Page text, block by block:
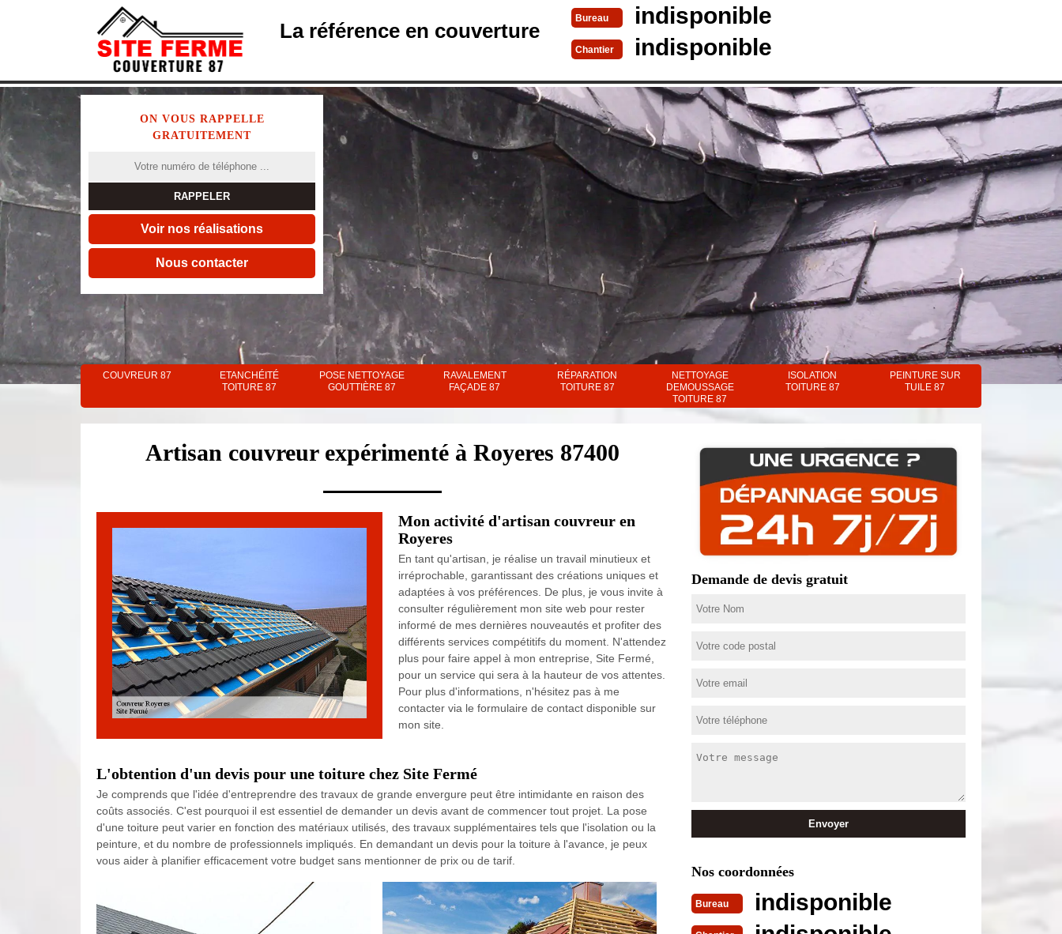
La référence en couverture
Bureau indisponible
Chantier indisponible
ON VOUS RAPPELLE
GRATUITEMENT
Voir nos réalisations
Nous contacter
COUVREUR 87
ETANCHÉITÉ
TOITURE 87
POSE NETTOYAGE
GOUTTIÈRE 87
RAVALEMENT
FAÇADE 87
RÉPARATION
TOITURE 87
NETTOYAGE
DEMOUSSAGE
TOITURE 87
ISOLATION
TOITURE 87
PEINTURE SUR
TUILE 87
Artisan couvreur expérimenté à Royeres 87400
Mon activité d'artisan couvreur en
Royeres
En tant qu'artisan, je réalise un travail minutieux et
irréprochable, garantissant des créations uniques et
adaptées à vos préférences. De plus, je vous invite à
consulter régulièrement mon site web pour rester
informé de mes dernières nouveautés et profiter des
différents services compétitifs du moment. N'attendez
plus pour faire appel à mon entreprise, Site Fermé,
pour un service qui sera à la hauteur de vos attentes.
Pour plus d'informations, n'hésitez pas à me
contacter via le formulaire de contact disponible sur
mon site.
L'obtention d'un devis pour une toiture chez Site Fermé
Je comprends que l'idée d'entreprendre des travaux de grande envergure peut être intimidante en raison des
coûts associés. C'est pourquoi il est essentiel de demander un devis avant de commencer tout projet. La pose
d'une toiture peut varier en fonction des matériaux utilisés, des travaux supplémentaires tels que l'isolation ou la
peinture, et du nombre de professionnels impliqués. En demandant un devis pour la toiture à l'avance, je peux
vous aider à planifier efficacement votre budget sans mentionner de prix ou de tarif.
Demande de devis gratuit
Nos coordonnées
Bureau indisponible